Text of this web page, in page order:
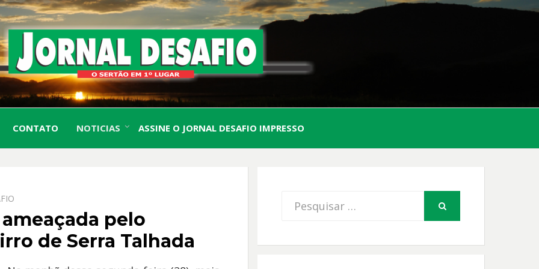
JORNAL
DESAFIO
O Sertão em 1º Lugar
CONTATO NOTICIAS ASSINE O JORNAL DESAFIO IMPRESSO
pelo
de Serra Talhada
Procurar